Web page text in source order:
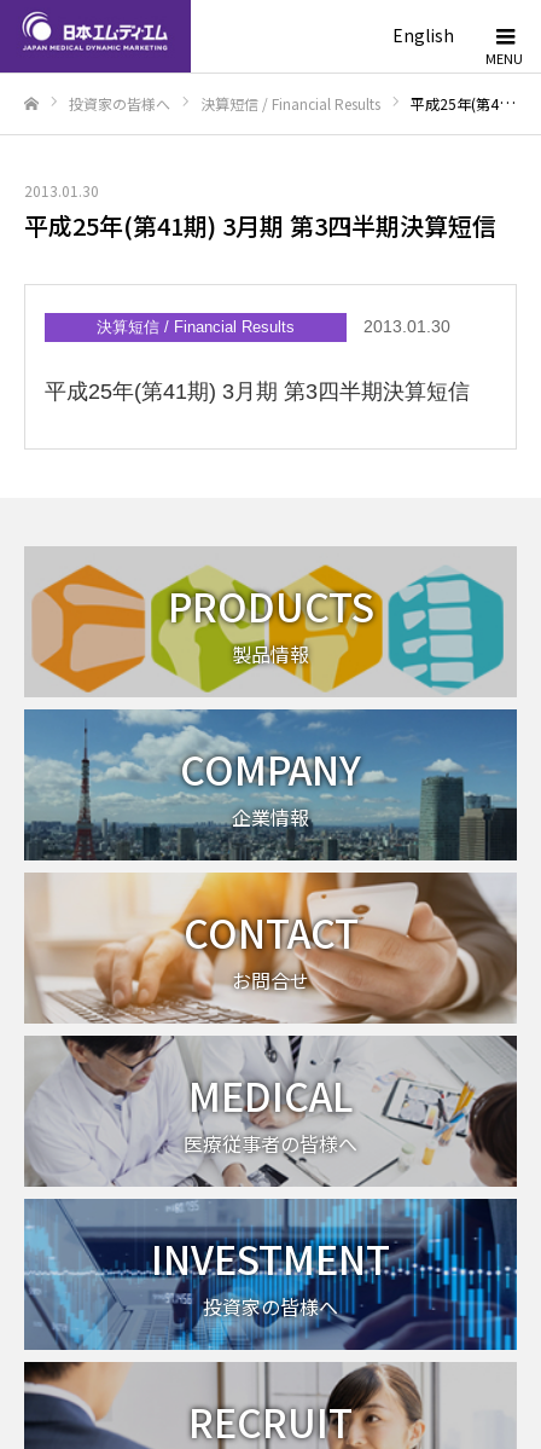
English
投資家の皆様へ 決算短信 / Financial Results 平成25年(第41期) 3月期 第3四半期決算短信
2013.01.30
平成25年(第41期) 3月期 第3四半期決算短信
決算短信 / Financial Results 2013.01.30
平成25年(第41期) 3月期 第3四半期決算短信
PRODUCTS
製品情報
COMPANY
企業情報
CONTACT
お問合せ
MEDICAL
医療従事者の皆様へ
INVESTMENT
投資家の皆様へ
RECRUIT